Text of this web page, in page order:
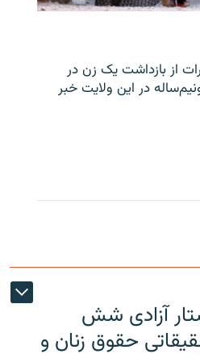
از بازداشت یک زن در
در این ولایت خبر
آزادی شش
حقوق زنان و